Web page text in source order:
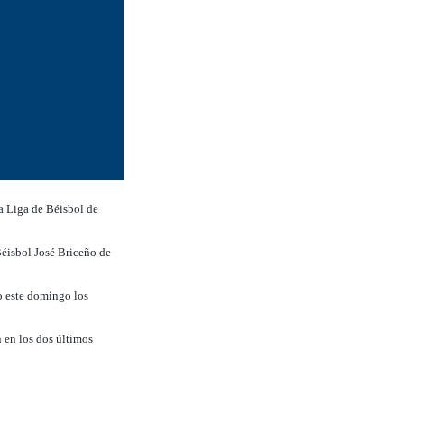
Liga de Béisbol de
José Briceño de
este domingo los
en los dos últimos